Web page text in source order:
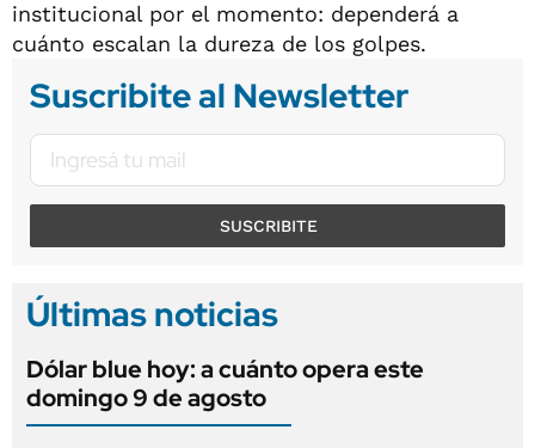
institucional por el momento: dependerá a
cuánto escalan la dureza de los golpes.
Suscribite al Newsletter
SUSCRIBITE
Últimas noticias
Dólar blue hoy: a cuánto opera este
domingo 9 de agosto